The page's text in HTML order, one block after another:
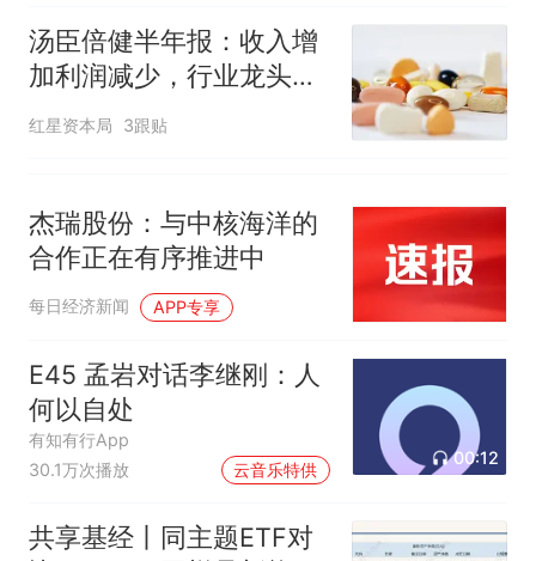
汤臣倍健半年报：收入增
加利润减少，行业龙头的
AB面
红星资本局 3跟贴
杰瑞股份：与中核海洋的
合作正在有序推进中
每日经济新闻 APP专享
E45 孟岩对话李继刚：人
何以自处
有知有行App
30.1万次播放
云音乐特供
00:12
共享基经丨同主题ETF对